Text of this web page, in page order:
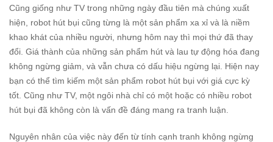
Cũng giống như TV trong những ngày đầu tiên mà chúng xuất
hiện, robot hút bụi cũng từng là một sản phẩm xa xỉ và là niềm
khao khát của nhiều người, nhưng hôm nay thì mọi thứ đã thay
đổi. Giá thành của những sản phẩm hút và lau tự động hóa đang
không ngừng giảm, và vẫn chưa có dấu hiệu ngừng lại. Hiện nay
bạn có thể tìm kiếm một sản phẩm robot hút bụi với giá cực kỳ
tốt. Cũng như TV, một ngôi nhà chỉ có một hoặc có nhiều robot
hút bụi đã không còn là vấn đề đáng mang ra tranh luận.
Nguyên nhân của việc này đến từ tính cạnh tranh không ngừng